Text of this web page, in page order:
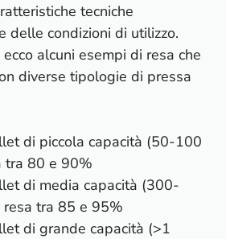
tecniche
delle condizioni di utilizzo.
ecco alcuni esempi di resa che
diverse tipologie di pressa
di piccola capacità (50-100
tra 80 e 90%
di media capacità (300-
tra 85 e 95%
di grande capacità (>1